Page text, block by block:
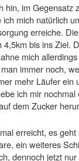
im Gegensatz
mich natürlich
erreiche.
bis ins Ziel.
mich
immer noch,
mehr Läufer
ich mir
dem Zucker
erreicht, es
ein weiteres
dennoch jetzt